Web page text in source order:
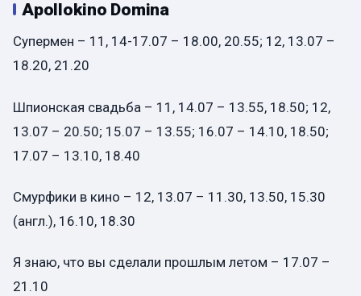
Apollokino Domina
Супермен – 11, 14-17.07 – 18.00, 20.55; 12, 13.07 –
18.20, 21.20
Шпионская свадьба – 11, 14.07 – 13.55, 18.50; 12,
13.07 – 20.50; 15.07 – 13.55; 16.07 – 14.10, 18.50;
17.07 – 13.10, 18.40
Смурфики в кино – 12, 13.07 – 11.30, 13.50, 15.30
(англ.), 16.10, 18.30
Я знаю, что вы сделали прошлым летом – 17.07 –
21.10